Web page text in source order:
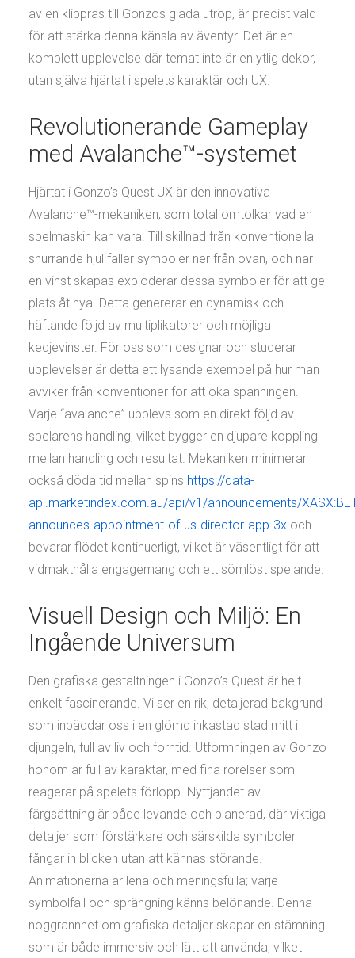
av en klippras till Gonzos glada utrop, är precist vald
för att stärka denna känsla av äventyr. Det är en
komplett upplevelse där temat inte är en ytlig dekor,
utan själva hjärtat i spelets karaktär och UX.
Revolutionerande Gameplay
med Avalanche™-systemet
Hjärtat i Gonzo’s Quest UX är den innovativa
Avalanche™-mekaniken, som total omtolkar vad en
spelmaskin kan vara. Till skillnad från konventionella
snurrande hjul faller symboler ner från ovan, och när
en vinst skapas exploderar dessa symboler för att ge
plats åt nya. Detta genererar en dynamisk och
häftande följd av multiplikatorer och möjliga
kedjevinster. För oss som designar och studerar
upplevelser är detta ett lysande exempel på hur man
avviker från konventioner för att öka spänningen.
Varje “avalanche” upplevs som en direkt följd av
spelarens handling, vilket bygger en djupare koppling
mellan handling och resultat. Mekaniken minimerar
också döda tid mellan spins https://data-
api.marketindex.com.au/api/v1/announcements/
announces-appointment-of-us-director-app-3x och
bevarar flödet kontinuerligt, vilket är väsentligt för att
vidmakthålla engagemang och ett sömlöst spelande.
Visuell Design och Miljö: En
Ingående Universum
Den grafiska gestaltningen i Gonzo’s Quest är helt
enkelt fascinerande. Vi ser en rik, detaljerad bakgrund
som inbäddar oss i en glömd inkastad stad mitt i
djungeln, full av liv och forntid. Utformningen av Gonzo
honom är full av karaktär, med fina rörelser som
reagerar på spelets förlopp. Nyttjandet av
färgsättning är både levande och planerad, där viktiga
detaljer som förstärkare och särskilda symboler
fångar in blicken utan att kännas störande.
Animationerna är lena och meningsfulla; varje
symbolfall och sprängning känns belönande. Denna
noggrannhet om grafiska detaljer skapar en stämning
som är både immersiv och lätt att använda, vilket